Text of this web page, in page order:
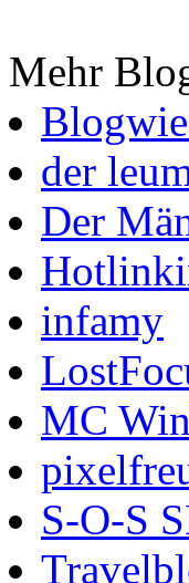
Mehr
der
Der
infamy
MC
S-O-S